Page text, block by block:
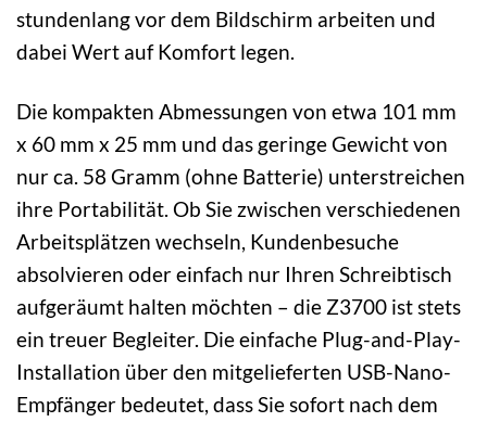
stundenlang vor dem Bildschirm arbeiten und
dabei Wert auf Komfort legen.
Die kompakten Abmessungen von etwa 101 mm
x 60 mm x 25 mm und das geringe Gewicht von
nur ca. 58 Gramm (ohne Batterie) unterstreichen
ihre Portabilität. Ob Sie zwischen verschiedenen
Arbeitsplätzen wechseln, Kundenbesuche
absolvieren oder einfach nur Ihren Schreibtisch
aufgeräumt halten möchten – die Z3700 ist stets
ein treuer Begleiter. Die einfache Plug-and-Play-
Installation über den mitgelieferten USB-Nano-
Empfänger bedeutet, dass Sie sofort nach dem